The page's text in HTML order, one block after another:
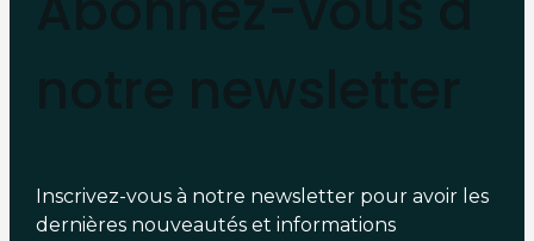
Inscrivez-vous à notre newsletter pour avoir les
dernières nouveautés et informations